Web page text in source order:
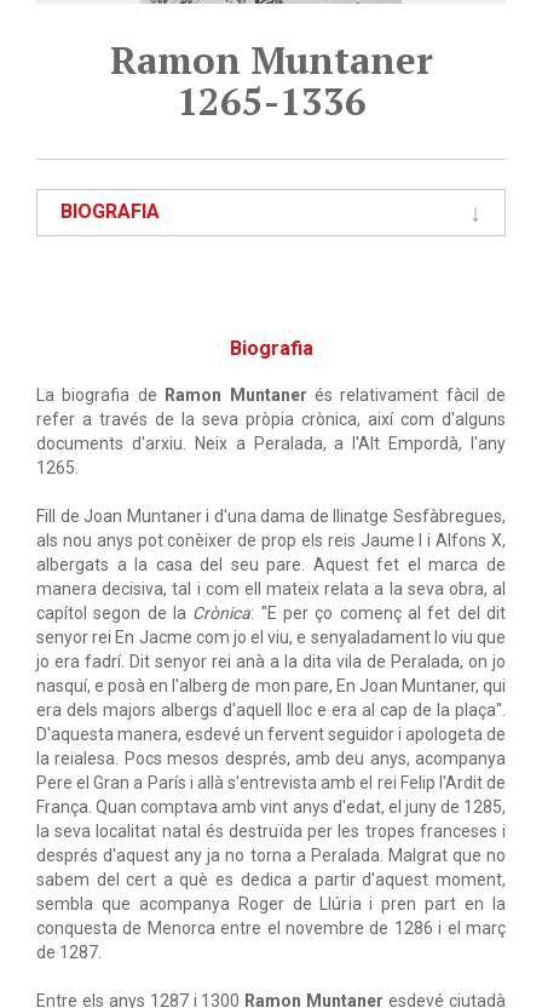
Ramon Muntaner
1265-1336
BIOGRAFIA
Biografia
La biografia de Ramon Muntaner és relativament fàcil de
refer a través de la seva pròpia crònica, així com d'alguns
documents d'arxiu. Neix a Peralada, a l'Alt Empordà, l'any
1265.
Fill de Joan Muntaner i d'una dama de llinatge Sesfàbregues,
als nou anys pot conèixer de prop els reis Jaume I i Alfons X,
albergats a la casa del seu pare. Aquest fet el marca de
manera decisiva, tal i com ell mateix relata a la seva obra, al
capítol segon de la Crònica: "E per ço començ al fet del dit
senyor rei En Jacme com jo el viu, e senyaladament lo viu que
jo era fadrí. Dit senyor rei anà a la dita vila de Peralada, on jo
nasquí, e posà en l'alberg de mon pare, En Joan Muntaner, qui
era dels majors albergs d'aquell lloc e era al cap de la plaça".
D'aquesta manera, esdevé un fervent seguidor i apologeta de
la reialesa. Pocs mesos després, amb deu anys, acompanya
Pere el Gran a París i allà s'entrevista amb el rei Felip l'Ardit de
França. Quan comptava amb vint anys d'edat, el juny de 1285,
la seva localitat natal és destruïda per les tropes franceses i
després d'aquest any ja no torna a Peralada. Malgrat que no
sabem del cert a què es dedica a partir d'aquest moment,
sembla que acompanya Roger de Llúria i pren part en la
conquesta de Menorca entre el novembre de 1286 i el març
de 1287.
Entre els anys 1287 i 1300 Ramon Muntaner esdevé ciutadà